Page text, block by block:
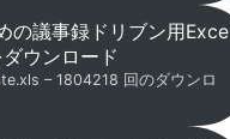
の議事録ドリブン用Exce
ウンロード
– 1804218 回のダウンロ